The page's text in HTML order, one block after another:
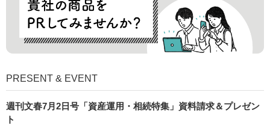
PRESENT & EVENT
週刊文春7月2日号「資産運用・相続特集」資料請求＆プレゼン
ト